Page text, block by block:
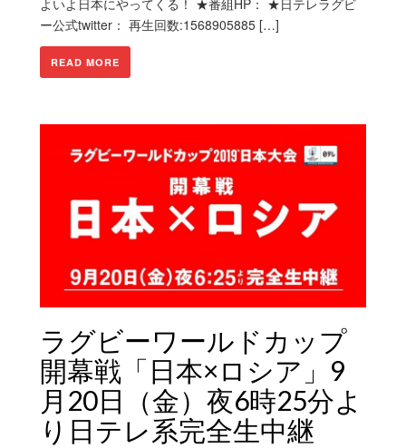
ー公式twitter： 再生回数:1568905885 […]
READ MORE
ラグビーワールドカップ
開幕戦「日本×ロシア」9
月20日（金）夜6時25分よ
り日テレ系完全生中継